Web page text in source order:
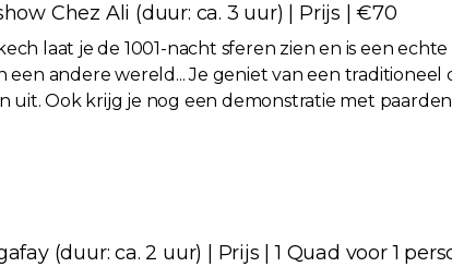
Chez Ali (duur: ca. 3 uur) | Prijs | €70
laat je de 1001-nacht sferen zien en is een
een andere wereld... Je geniet van een
uit. Ook krijg je nog een demonstratie met
(duur: ca. 2 uur) | Prijs | 1 Quad voor 1